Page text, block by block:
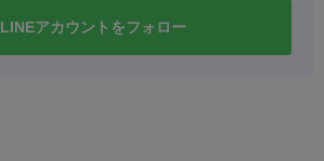
LINEアカウントをフォロー